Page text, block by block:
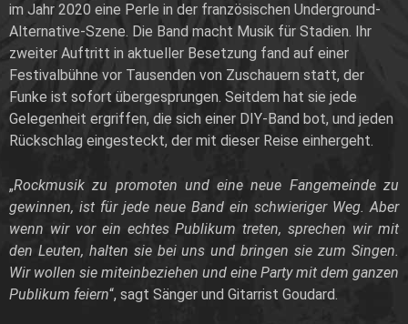
im Jahr 2020 eine Perle in der französischen Underground-
Alternative-Szene. Die Band macht Musik für Stadien. Ihr
zweiter Auftritt in aktueller Besetzung fand auf einer
Festivalbühne vor Tausenden von Zuschauern statt, der
Funke ist sofort übergesprungen. Seitdem hat sie jede
Gelegenheit ergriffen, die sich einer DIY-Band bot, und jeden
Rückschlag eingesteckt, der mit dieser Reise einhergeht.
„Rockmusik zu promoten und eine neue Fangemeinde zu
gewinnen, ist für jede neue Band ein schwieriger Weg. Aber
wenn wir vor ein echtes Publikum treten, sprechen wir mit
den Leuten, halten sie bei uns und bringen sie zum Singen.
Wir wollen sie miteinbeziehen und eine Party mit dem ganzen
Publikum feiern“, sagt Sänger und Gitarrist Goudard.